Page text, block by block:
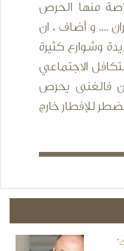
منها الحرص
.... و أضاف ، ان
وشوارع كثيرة
الاجتماعي
فالغنى يحرص
للإفطار خارج